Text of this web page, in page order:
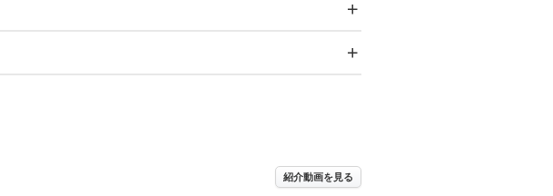
センターデフロック
ジック
キーレス 紹介動画を見る